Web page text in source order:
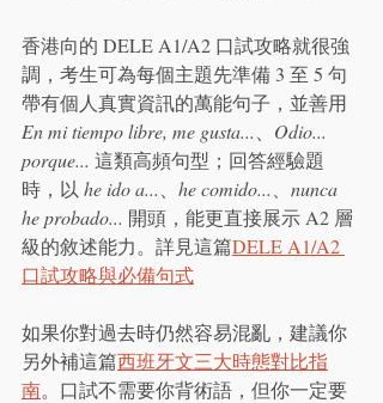
香港向的 DELE A1/A2 口試攻略就很強
調，考生可為每個主題先準備 3 至 5 句
帶有個人真實資訊的萬能句子，並善用
En mi tiempo libre, me gusta...
Odio...
porque... 這類高頻句型；回答經驗題
時，以 he ido a... he comido...
nunca
he probado... 開頭，能更直接展示 A2 層
級的敘述能力。詳見這篇DELE A1/A2
口試攻略與必備句式
如果你對過去時仍然容易混亂，建議你
另外補這篇西班牙文三大時態對比指
南。口試不需要你背術語，但你一定要